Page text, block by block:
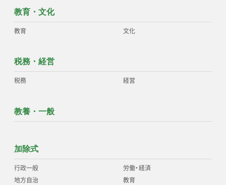
教育・文化
教育 文化
税務・経営
税務 経営
教養・一般
加除式
行政一般
地方自治
労働・経済
教育